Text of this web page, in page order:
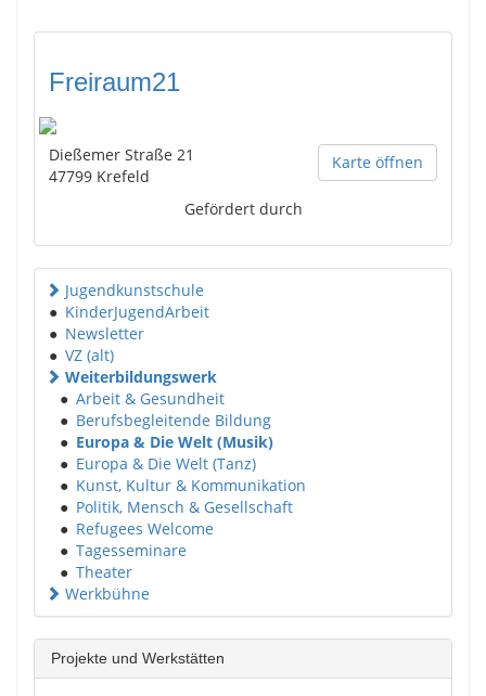
Freiraum21
Karte öffnen
Dießemer Straße 21
47799 Krefeld
Gefördert durch
Jugendkunstschule
● KinderJugendArbeit
● Newsletter
● VZ (alt)
Weiterbildungswerk
● Arbeit & Gesundheit
● Berufsbegleitende Bildung
● Europa & Die Welt (Musik)
● Europa & Die Welt (Tanz)
● Kunst, Kultur & Kommunikation
● Politik, Mensch & Gesellschaft
● Refugees Welcome
● Tagesseminare
● Theater
Werkbühne
Projekte und Werkstätten